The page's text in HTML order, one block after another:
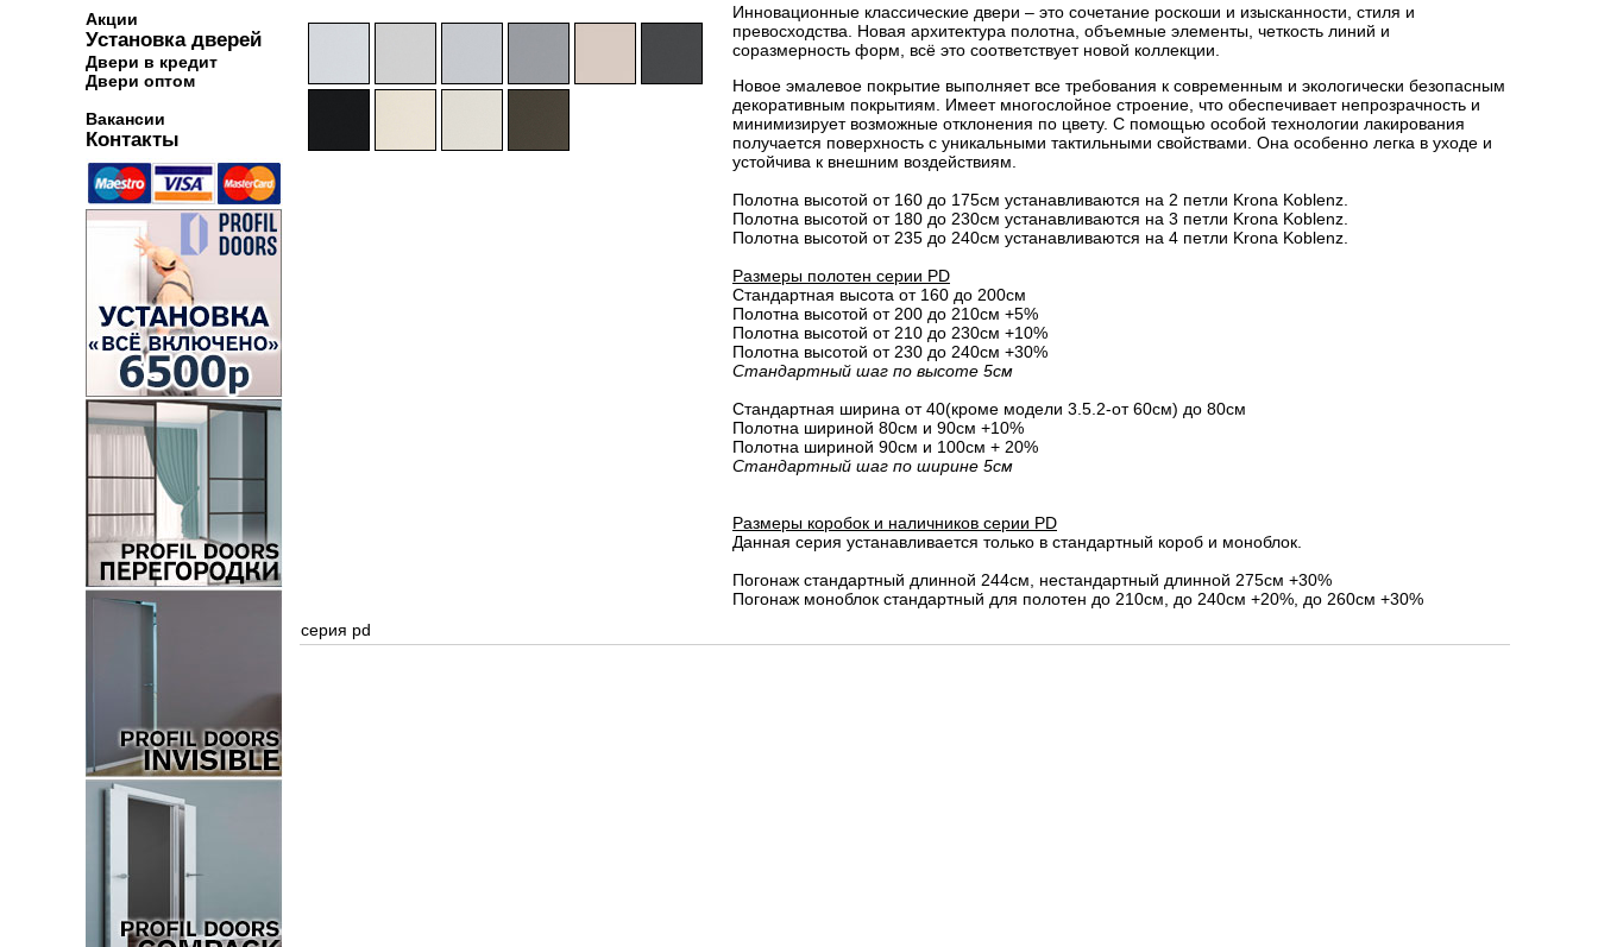
Акции
Установка дверей
Двери в кредит
Двери оптом
Вакансии
Контакты
Инновационные классические двери – это сочетание роскоши и изысканности, стиля и
превосходства. Новая архитектура полотна, объемные элементы, четкость линий и
соразмерность форм, всё это соответствует новой коллекции.
Новое эмалевое покрытие выполняет все требования к современным и экологически безопасным
декоративным покрытиям. Имеет многослойное строение, что обеспечивает непрозрачность и
минимизирует возможные отклонения по цвету. С помощью особой технологии лакирования
получается поверхность с уникальными тактильными свойствами. Она особенно легка в уходе и
устойчива к внешним воздействиям.
Полотна высотой от 160 до 175см устанавливаются на 2 петли Krona Koblenz.
Полотна высотой от 180 до 230см устанавливаются на 3 петли Krona Koblenz.
Полотна высотой от 235 до 240см устанавливаются на 4 петли Krona Koblenz.
Размеры полотен серии PD
Стандартная высота от 160 до 200см
Полотна высотой от 200 до 210см +5%
Полотна высотой от 210 до 230см +10%
Полотна высотой от 230 до 240см +30%
Стандартный шаг по высоте 5см
Стандартная ширина от 40(кроме модели 3.5.2-от 60см) до 80см
Полотна шириной 80cм и 90cм +10%
Полотна шириной 90см и 100см + 20%
Стандартный шаг по ширине 5см
Размеры коробок и наличников серии PD
Данная серия устанавливается только в стандартный короб и моноблок.
Погонаж стандартный длинной 244см, нестандартный длинной 275см +30%
Погонаж моноблок стандартный для полотен до 210см, до 240см +20%, до 260см +30%
серия pd